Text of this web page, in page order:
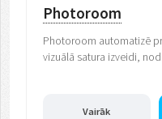
Photoroom
Photoroom automatizē
vizuālā satura izveidi,
Vairāk